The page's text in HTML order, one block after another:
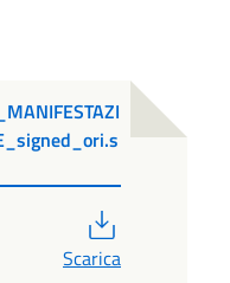
Scarica